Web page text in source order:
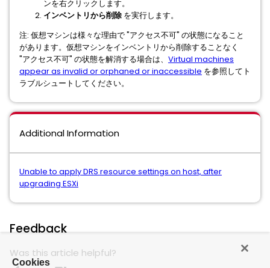
ンを右クリックします。
インベントリから削除 を実行します。
注: 仮想マシンは様々な理由で "アクセス不可" の状態になること
があります。仮想マシンをインベントリから削除することなく
"アクセス不可" の状態を解消する場合は、 Virtual machines
appear as invalid or orphaned or inaccessible を参照してト
ラブルシュートしてください。
Additional Information
Unable to apply DRS resource settings on host, after
upgrading ESXi
Feedback
Was this article helpful?
Cookies